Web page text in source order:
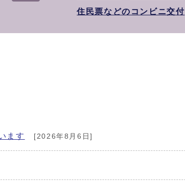
住民票などのコンビニ交付
ます [2026年8月6日]